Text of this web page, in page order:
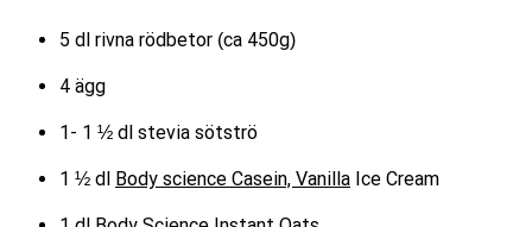
5 dl rivna rödbetor (ca 450g)
4 ägg
1- 1 ½ dl stevia sötströ
1 ½ dl Body science Casein, Vanilla Ice Cream